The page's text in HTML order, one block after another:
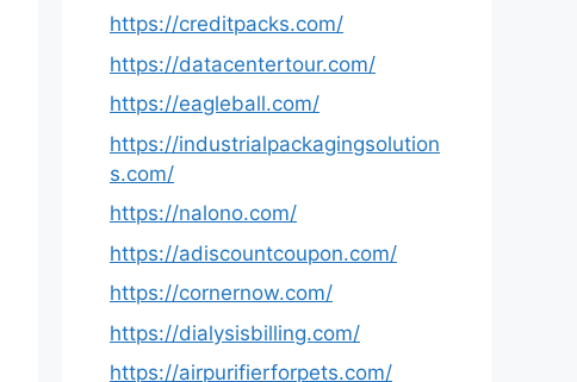
https://creditpacks.com/
https://datacentertour.com/
https://eagleball.com/
https://industrialpackagingsolution
s.com/
https://nalono.com/
https://adiscountcoupon.com/
https://cornernow.com/
https://dialysisbilling.com/
https://airpurifierforpets.com/